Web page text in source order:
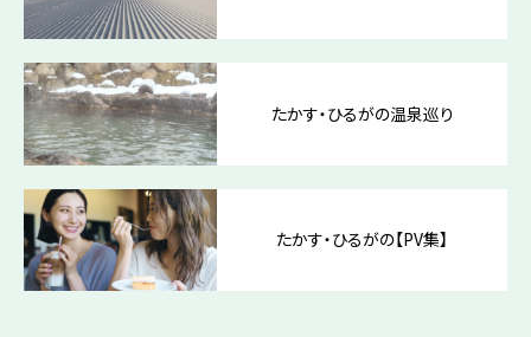
たかす・ひるがの温泉巡り
たかす・ひるがの【PV集】